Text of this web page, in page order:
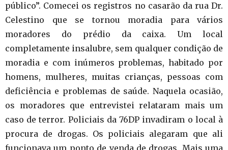
público”. Comecei os registros no casarão da rua Dr.
Celestino que se tornou moradia para vários
moradores do prédio da caixa. Um local
completamente insalubre, sem qualquer condição de
moradia e com inúmeros problemas, habitado por
homens, mulheres, muitas crianças, pessoas com
deficiência e problemas de saúde. Naquela ocasião,
os moradores que entrevistei relataram mais um
caso de terror. Policiais da 76DP invadiram o local à
procura de drogas. Os policiais alegaram que ali